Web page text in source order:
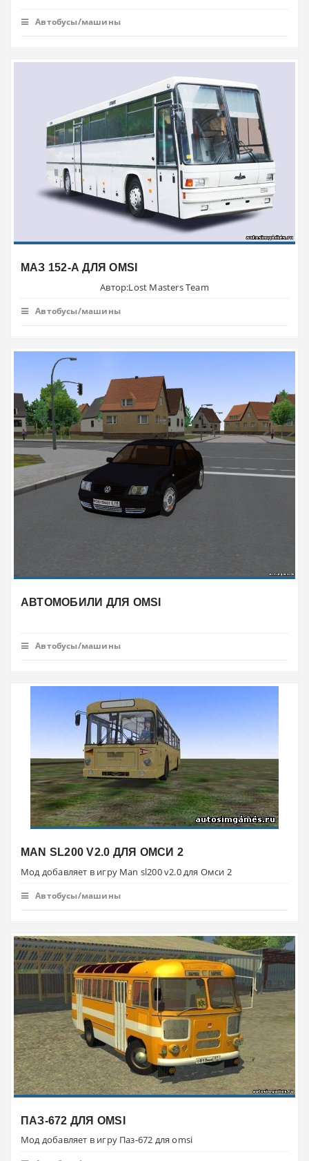
Автобусы/машины
МАЗ 152-А ДЛЯ OMSI
Автор:Lost Masters Team
Автобусы/машины
АВТОМОБИЛИ ДЛЯ OMSI
Автобусы/машины
MAN SL200 V2.0 ДЛЯ ОМСИ 2
Мод добавляет в игру Man sl200 v2.0 для Омси 2
Автобусы/машины
ПАЗ-672 ДЛЯ OMSI
Мод добавляет в игру Паз-672 для omsi